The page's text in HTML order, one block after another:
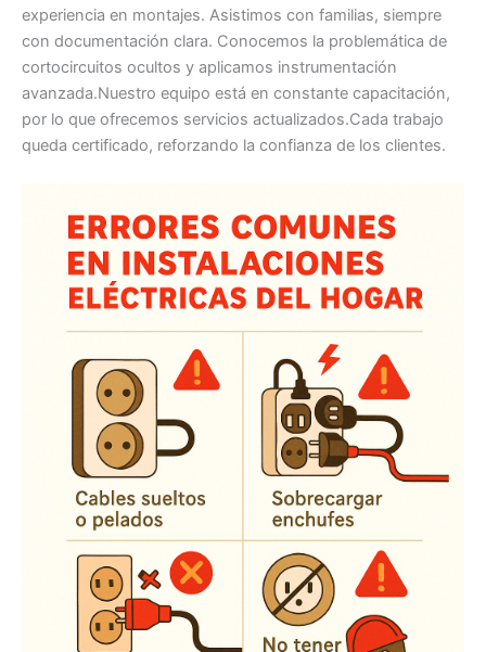
experiencia en montajes. Asistimos con familias, siempre
con documentación clara. Conocemos la problemática de
cortocircuitos ocultos y aplicamos instrumentación
avanzada.Nuestro equipo está en constante capacitación,
por lo que ofrecemos servicios actualizados.Cada trabajo
queda certificado, reforzando la confianza de los clientes.